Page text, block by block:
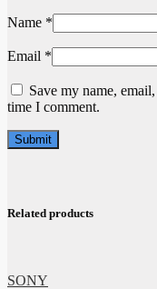
Name *
Email *
Save my name,
time I comment.
Related products
SONY